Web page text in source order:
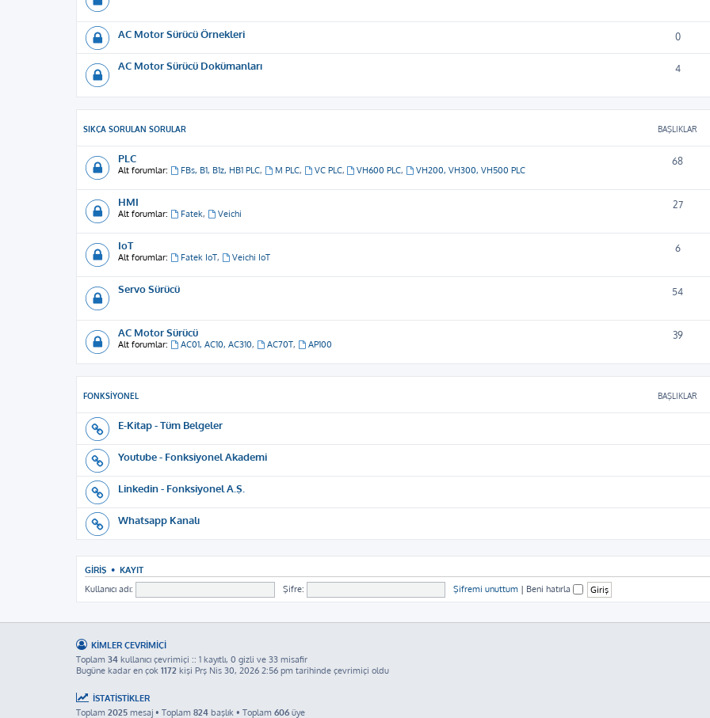
AC Motor Sürücü Örnekleri 0
AC Motor Sürücü Dokümanları 4
SIKÇA SORULAN SORULAR BAŞLIKLAR
PLC
Alt forumlar: FBs, B1, B1z, HB1 PLC, M PLC, VC PLC, VH600 PLC, VH200, VH300, VH500 PLC
68
HMI
Alt forumlar: Fatek, Veichi
27
IoT
Alt forumlar: Fatek IoT, Veichi IoT
6
Servo Sürücü 54
AC Motor Sürücü
Alt forumlar: AC01, AC10, AC310, AC70T, AP100
39
FONKSIYONEL BAŞLIKLAR
E-Kitap - Tüm Belgeler
Youtube - Fonksiyonel Akademi
Linkedin - Fonksiyonel A.Ş.
Whatsapp Kanalı
GIRIŞ • KAYIT
Kullanıcı adı: Şifre: Şifremi unuttum | Beni hatırla
KIMLER ÇEVRIMIÇI
Toplam 34 kullanıcı çevrimiçi :: 1 kayıtlı, 0 gizli ve 33 misafir
Bugüne kadar en çok 1172 kişi Prş Nis 30, 2026 2:56 pm tarihinde çevrimiçi oldu
İSTATISTIKLER
Toplam 2025 mesaj • Toplam 824 başlık • Toplam 606 üye